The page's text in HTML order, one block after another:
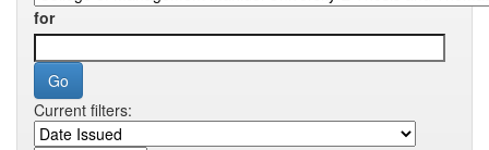
for
Current filters: